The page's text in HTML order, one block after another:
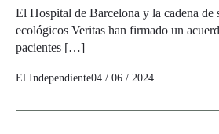
El Hospital de Barcelona y la cadena de
ecológicos Veritas han firmado un
pacientes […]
El Independiente04 / 06 / 2024